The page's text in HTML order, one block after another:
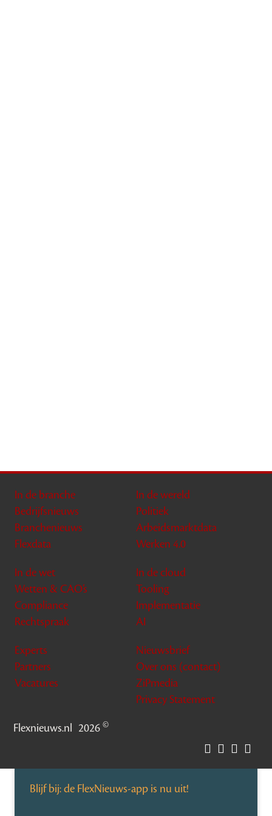
In de branche
Bedrijfsnieuws
Branchenieuws
Flexdata
In de wereld
Politiek
Arbeidsmarktdata
Werken 4.0
In de wet
Wetten & CAO’s
Compliance
Rechtspraak
In de cloud
Tooling
Implementatie
AI
Experts
Partners
Vacatures
Nieuwsbrief
Over ons (contact)
ZiPmedia
Privacy Statement
Flexnieuws.nl 2026©
Blijf bij: de FlexNieuws-app is nu uit!